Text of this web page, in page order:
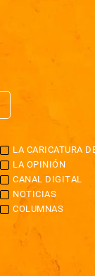
LA CARICATURA
LA OPINIÓN
CANAL DIGITAL
NOTICIAS
COLUMNAS